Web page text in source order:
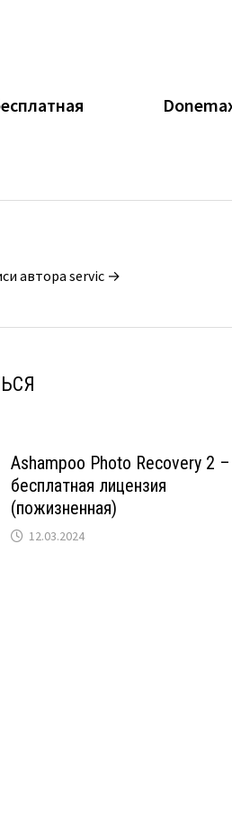
автора servic →
Ashampoo Photo Recovery 2 –
бесплатная лицензия
(пожизненная)
12.03.2024